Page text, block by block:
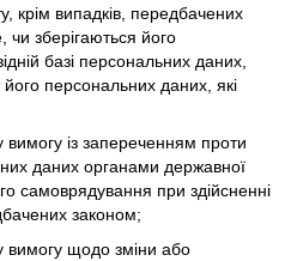
крім випадків, передбачених
чи зберігаються його
базі персональних даних,
персональних даних, які
із запереченням проти
даних органами державної
самоврядування при здійсненні
законом;
вимогу щодо зміни або